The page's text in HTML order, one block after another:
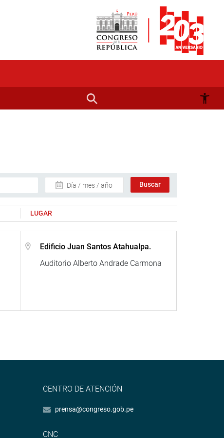
Día / mes / año
LUGAR
Edificio Juan Santos Atahualpa.
Auditorio Alberto Andrade Carmona
CENTRO DE ATENCIÓN
prensa@congreso.gob.pe
CNC